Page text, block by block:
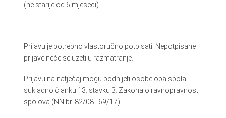
(ne starije od 6 mjeseci)
Prijavu je potrebno vlastoručno potpisati. Nepotpisane
prijave neće se uzeti u razmatranje.
Prijavu na natječaj mogu podnijeti osobe oba spola
sukladno članku 13. stavku 3. Zakona o ravnopravnosti
spolova (NN br. 82/08 i 69/17).